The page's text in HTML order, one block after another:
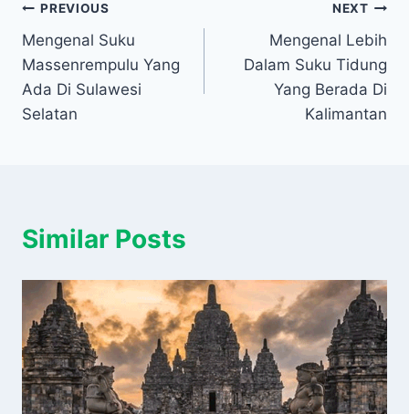
Post
navigation
PREVIOUS
Mengenal Suku
Massenrempulu Yang
Ada Di Sulawesi
Selatan
NEXT
Mengenal Lebih
Dalam Suku Tidung
Yang Berada Di
Kalimantan
Similar Posts